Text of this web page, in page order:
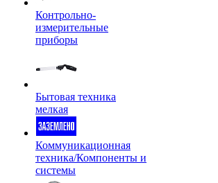
Контрольно-
измерительные
приборы
Бытовая техника
мелкая
Коммуникационная
техника/Компоненты и
системы